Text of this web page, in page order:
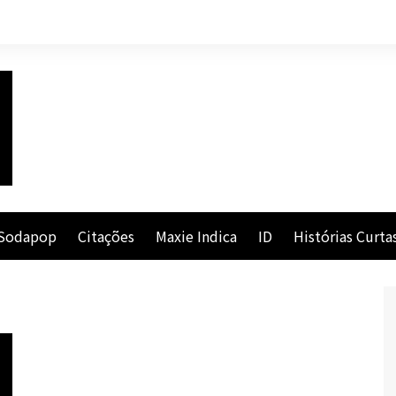
Citações Maxie Indica ID Histórias